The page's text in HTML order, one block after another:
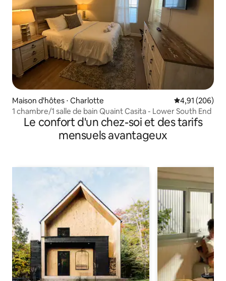
Maison d'hôtes ⋅ Charlotte Évaluation
4,91 (206)
1 chambre/1 salle de bain Quaint Casita - Lower South End
Le confort d'un chez-soi et des tarifs
mensuels avantageux